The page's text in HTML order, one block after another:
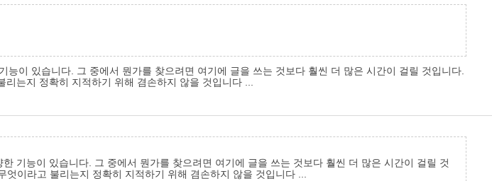
이 있습니다. 그 중에서 뭔가를 찾으려면 여기에 글을 쓰는 것보다 훨씬 더 많은 시간이 걸릴 것입니다.
는지 정확히 지적하기 위해 겸손하지 않을 것입니다 ...
기능이 있습니다. 그 중에서 뭔가를 찾으려면 여기에 글을 쓰는 것보다 훨씬 더 많은 시간이 걸릴 것
이라고 불리는지 정확히 지적하기 위해 겸손하지 않을 것입니다 ...